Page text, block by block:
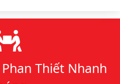
Thiết Nhanh